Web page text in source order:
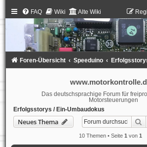
FAQ Wiki Alte Wiki
Foren-Übersicht Speeduino
Das deutschsprachige Forum für
Motorsteuerungen
Erfolgsstorys / Ein-Umbaudokus
Neues Thema
10 Themen • Seite 1 von 1